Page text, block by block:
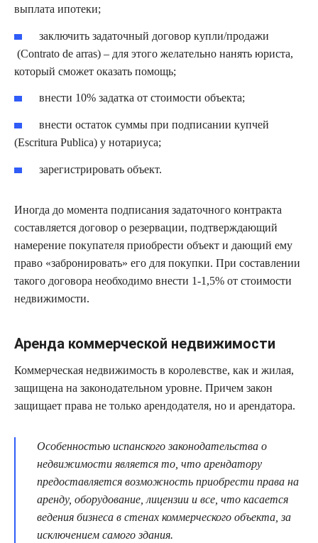
выплата ипотеки;
заключить задаточный договор купли/продажи
(Contrato de arras) – для этого желательно нанять юриста,
который сможет оказать помощь;
внести 10% задатка от стоимости объекта;
внести остаток суммы при подписании купчей
(Escritura Publica) у нотариуса;
зарегистрировать объект.
Иногда до момента подписания задаточного контракта
составляется договор о резервации, подтверждающий
намерение покупателя приобрести объект и дающий ему
право «забронировать» его для покупки. При составлении
такого договора необходимо внести 1-1,5% от стоимости
недвижимости.
Аренда коммерческой недвижимости
Коммерческая недвижимость в королевстве, как и жилая,
защищена на законодательном уровне. Причем закон
защищает права не только арендодателя, но и арендатора.
Особенностью испанского законодательства о
недвижимости является то, что арендатору
предоставляется возможность приобрести права на
аренду, оборудование, лицензии и все, что касается
ведения бизнеса в стенах коммерческого объекта, за
исключением самого здания.